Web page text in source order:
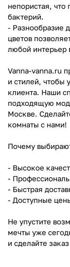
непористая, что
бактерий.
- Разнообразие
цветов
любой интерьер
Vanna-vanna.ru
и стилей, чтобы
клиента. Наши
подходящую
Москве.
комнаты с нами!
Почему
- Высокое
-
- Быстрая
- Доступные
Не упустите
мечты уже
и сделайте